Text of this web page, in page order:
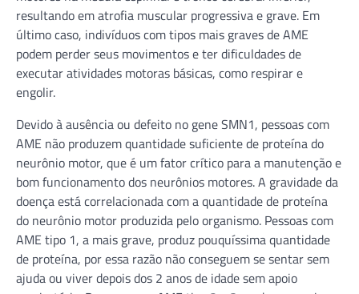
resultando em atrofia muscular progressiva e grave. Em
último caso, indivíduos com tipos mais graves de AME
podem perder seus movimentos e ter dificuldades de
executar atividades motoras básicas, como respirar e
engolir.
Devido à ausência ou defeito no gene SMN1, pessoas com
AME não produzem quantidade suficiente de proteína do
neurônio motor, que é um fator crítico para a manutenção e
bom funcionamento dos neurônios motores. A gravidade da
doença está correlacionada com a quantidade de proteína
do neurônio motor produzida pelo organismo. Pessoas com
AME tipo 1, a mais grave, produz pouquíssima quantidade
de proteína, por essa razão não conseguem se sentar sem
ajuda ou viver depois dos 2 anos de idade sem apoio